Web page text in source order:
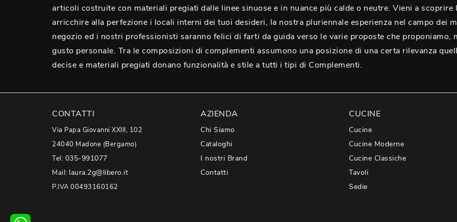
articoli costruite con materiali pregiati dalle linee sinuose e in nuance più calde o neutre. Vieni a
arricchire alla perfezione i locali interni dei tuoi desideri, la nostra pluriennale esperienza nel campo dei
negozio ed i nostri professionisti saranno felici di farti da guida verso le varie proposte che proponiamo,
gusto personale. Tra le composizioni di complementi assumono una posizione di una certa rilevanza
decise e materiali pregiati donano funzionalità e stile a tutti i tipi di Complementi.
CONTATTI
Via Papa Giovanni XXIII, 102
24040 Madone (Bergamo)
Tel: 035-991077
Mail: laura.2g@libero.it
P.IVA 00493160162
AZIENDA
Chi Siamo
Cataloghi
I nostri Brand
Contatti
CUCINE
Cucine
Cucine Moderne
Cucine Classiche
Tavoli
Sedie